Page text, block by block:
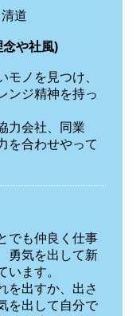
道
や社風)
ノを見つけ、
ンジ精神を持っ
力会社、同業
を合わせやって
でも仲良く仕事
勇気を出して新
います。
を出すか、出さ
を出して自分で